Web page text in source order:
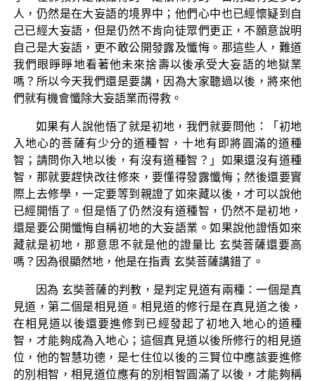
人，仍然是在大妄語的境界中；他們心中也已經懷疑到自
己已經大妄語，但是仍然不肯向徒眾們更正，不願意說明
自己是大妄語，更不敢公開發露及懺悔。那這些人，難道
我們眼睜睜地看著他未來捨壽以後承受大妄語的地獄業
嗎？所以今天我們還是要講，因為大家聽過以後，將來他
們就有機會懺除大妄語業而得救。
如果有人說他悟了就是初地，我們就要問他：「初地
入地心的菩薩有少分的道種智，十地有即將圓滿的道種
智；請問你入地以後，有沒有道種智？」如果還沒有道種
智，那就要趕快改往修來，要懂得發露懺悔；然後還要實
際上去修學，一定要等到親證了如來藏以後，才可以說他
已經開悟了。但是悟了仍然沒有道種智，仍然不是初地，
還是要公開懺悔自稱初地的大妄語業。如果說他證悟如來
藏就是初地，那意思不就是他的證量比 玄奘菩薩還要高
嗎？因為很顯然地，他是在指責 玄奘菩薩講錯了。
因為 玄奘菩薩的判教，是判定見道有兩種：一個是真
見道，第二個是相見道。相見道的修行是在真見道之後，
在相見道以後還要進修到已經發起了初地入地心的道種
智，才能夠成為入地心；這個真見道以後所修行的相見道
位，他的智慧功德，是七住位以後的三賢位中應該要進修
的別相智，相見道位應有的別相智圓滿了以後，才能夠稱